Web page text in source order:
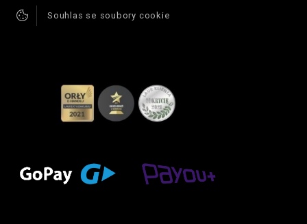
Souhlas se soubory cookie